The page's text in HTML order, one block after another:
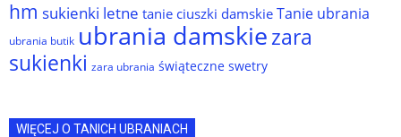
hm sukienki letne tanie ciuszki damskie Tanie ubrania
ubrania butik ubrania damskiezara
sukienki zara ubrania świąteczne swetry
WIĘCEJ O TANICH UBRANIACH